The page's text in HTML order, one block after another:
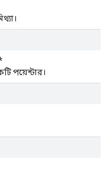
পয়েন্টার।